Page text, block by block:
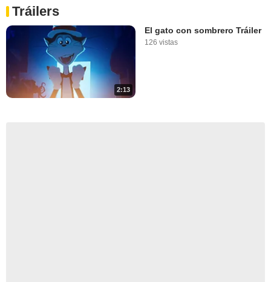
Tráilers
2:13
El gato con sombrero Tráiler
126 vistas